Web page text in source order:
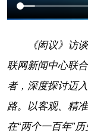
《闳议》访
联网新闻中心联
者，深度探讨迈
路。以客观、精
在“两个一百年”